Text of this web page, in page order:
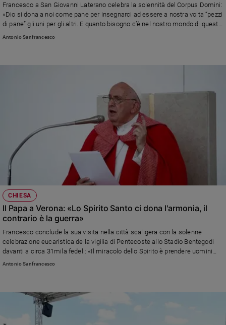
Francesco a San Giovanni Laterano celebra la solennità del Corpus Domini:
«Dio si dona a noi come pane per insegnarci ad essere a nostra volta “pezzi
di pane” gli uni per gli altri. E quanto bisogno c’è nel nostro mondo di questo
pane, della sua fragranza e del suo profumo, che sa di gratitudine, di libertà
Antonio Sanfrancesco
CHIESA
Il Papa a Verona: «Lo Spirito Santo ci dona l'armonia, il
contrario è la guerra»
Francesco conclude la sua visita nella città scaligera con la solenne
celebrazione eucaristica della vigilia di Pentecoste allo Stadio Bentegodi
davanti a circa 31mila fedeli: «Il miracolo dello Spirito è prendere uomini
codardi, con paura, e farli coraggiosi. Prendere uomini e donne di tutte le
Antonio Sanfrancesco